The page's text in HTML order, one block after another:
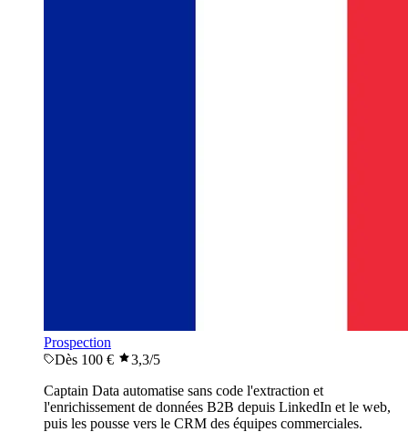
Prospection
Dès 100 €
3,3/5
Captain Data automatise sans code l'extraction et
l'enrichissement de données B2B depuis LinkedIn et le web,
puis les pousse vers le CRM des équipes commerciales.